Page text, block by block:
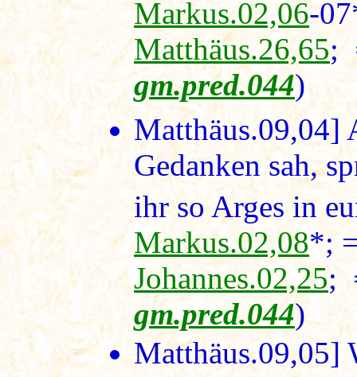
Markus.02,06-
Matthäus.26,65;
gm.pred.044)
Matthäus.09,04]
Gedanken sah,
ihr so Arges in
Markus.02,08*;
Johannes.02,25;
gm.pred.044)
Matthäus.09,05]